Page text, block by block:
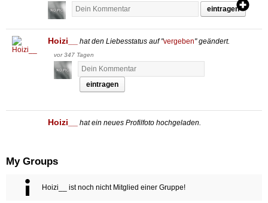
eintragen
Hoizi__ hat den Liebesstatus auf "vergeben" geändert.
vor 347 Tagen
eintragen
Hoizi__ hat ein neues Profilfoto hochgeladen.
My Groups
Hoizi__ ist noch nicht Mitglied einer Gruppe!